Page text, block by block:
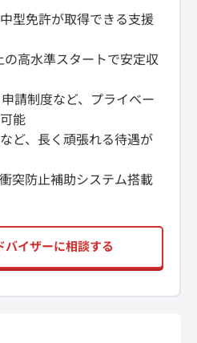
型免許が取得できる支援
の高水準スタートで安定収
請制度など、プライベー
能
ど、長く頑張れる待遇が
突防止補助システム搭載
バイザーに相談する